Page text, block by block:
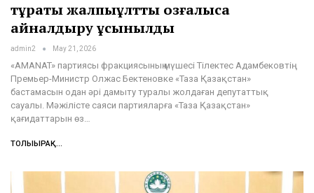
тұрақты жалпыұлттық қозғалысқа
айналдыру ұсынылды
admin2 May 21, 2026
«AMANAT» партиясы фракциясының мүшесі Тілектес Адамбековтің
Премьер-Министр Олжас Бектеновке «Таза Қазақстан»
бастамасын одан әрі дамыту туралы жолдаған депутаттық
сауалы. Мәжілісте саяси партияларға «Таза Қазақстан»
қағидаттарын өз…
ТОЛЫҒЫРАҚ...